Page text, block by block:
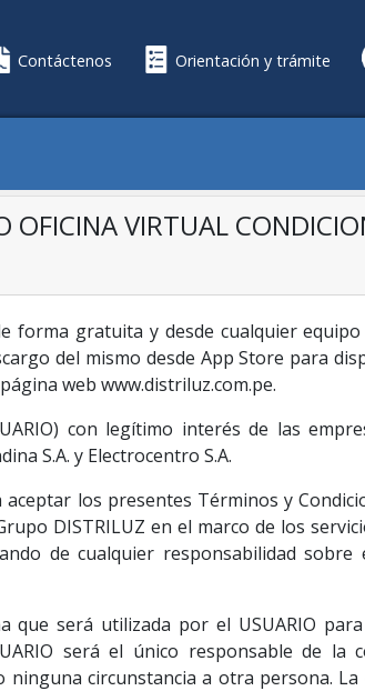
Contáctenos Orientación y trámite
OFICINA VIRTUAL
forma gratuita y desde cualquier
del mismo desde App Store para
web www.distriluz.com.pe.
con legítimo interés de las
S.A. y Electrocentro S.A.
los presentes Términos y
DISTRILUZ en el marco de los
de cualquier responsabilidad
será utilizada por el USUARIO
será el único responsable de la
circunstancia a otra persona. La